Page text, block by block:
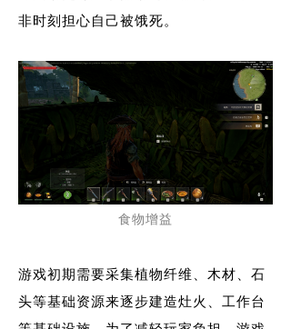
非时刻担心自己被饿死。
食物增益
游戏初期需要采集植物纤维、木材、石
头等基础资源来逐步建造灶火、工作台